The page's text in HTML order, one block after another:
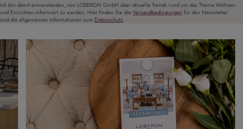
Ich bin damit einverstanden, von LOBERON GmbH über aktuelle Trends rund um das Thema Wohnen
und Einrichten informiert zu werden. Hier finden Sie die Versandbedingungen für den Newsletter
und die allgemeinen Informationen zum Datenschutz.